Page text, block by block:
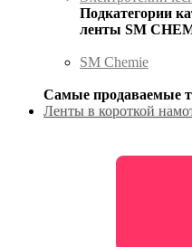
Подкатегории
ленты SM
SM Chemie
Самые продаваемые
Ленты в короткой